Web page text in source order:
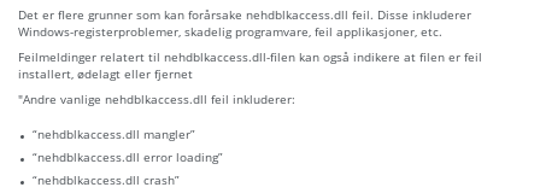
Det er flere grunner som kan forårsake nehdblkaccess.dll feil. Disse inkluderer
Windows-registerproblemer, skadelig programvare, feil applikasjoner, etc.
Feilmeldinger relatert til nehdblkaccess.dll-filen kan også indikere at filen er feil
installert, ødelagt eller fjernet
"Andre vanlige nehdblkaccess.dll feil inkluderer:
“nehdblkaccess.dll mangler”
“nehdblkaccess.dll error loading”
“nehdblkaccess.dll crash”